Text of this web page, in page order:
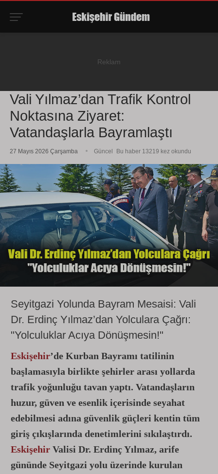
Vali Yılmaz’dan Trafik Kontrol
Noktasına Ziyaret:
Vatandaşlarla Bayramlaştı
27 Mayıs 2026 Çarşamba Güncel Bu haber 13219 kez okundu
Seyitgazi Yolunda Bayram Mesaisi: Vali
Dr. Erdinç Yılmaz’dan Yolculara Çağrı:
"Yolculuklar Acıya Dönüşmesin!"
Eskişehir’de Kurban Bayramı tatilinin
başlamasıyla birlikte şehirler arası yollarda
trafik yoğunluğu tavan yaptı. Vatandaşların
huzur, güven ve esenlik içerisinde seyahat
edebilmesi adına güvenlik güçleri kentin tüm
giriş çıkışlarında denetimlerini sıkılaştırdı.
Eskişehir Valisi Dr. Erdinç Yılmaz, arife
gününde Seyitgazi yolu üzerinde kurulan